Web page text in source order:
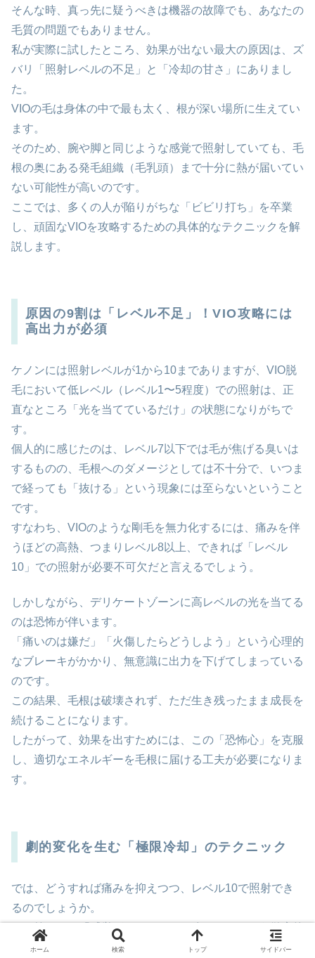
そんな時、真っ先に疑うべきは機器の故障でも、あなたの
毛質の問題でもありません。
私が実際に試したところ、効果が出ない最大の原因は、ズ
バリ「照射レベルの不足」と「冷却の甘さ」にありまし
た。
VIOの毛は身体の中で最も太く、根が深い場所に生えてい
ます。
そのため、腕や脚と同じような感覚で照射していても、毛
根の奥にある発毛組織（毛乳頭）まで十分に熱が届いてい
ない可能性が高いのです。
ここでは、多くの人が陥りがちな「ビビリ打ち」を卒業
し、頑固なVIOを攻略するための具体的なテクニックを解
説します。
原因の9割は「レベル不足」！VIO攻略には
高出力が必須
ケノンには照射レベルが1から10までありますが、VIO脱
毛において低レベル（レベル1〜5程度）での照射は、正
直なところ「光を当てているだけ」の状態になりがちで
す。
個人的に感じたのは、レベル7以下では毛が焦げる臭いは
するものの、毛根へのダメージとしては不十分で、いつま
で経っても「抜ける」という現象には至らないということ
です。
すなわち、VIOのような剛毛を無力化するには、痛みを伴
うほどの高熱、つまりレベル8以上、できれば「レベル
10」での照射が必要不可欠だと言えるでしょう。
しかしながら、デリケートゾーンに高レベルの光を当てる
のは恐怖が伴います。
「痛いのは嫌だ」「火傷したらどうしよう」という心理的
なブレーキがかかり、無意識に出力を下げてしまっている
のです。
この結果、毛根は破壊されず、ただ生き残ったまま成長を
続けることになります。
したがって、効果を出すためには、この「恐怖心」を克服
し、適切なエネルギーを毛根に届ける工夫が必要になりま
す。
劇的変化を生む「極限冷却」のテクニック
では、どうすれば痛みを抑えつつ、レベル10で照射でき
るのでしょうか。
その答えは、「感覚がなくなるまで冷やす」という徹底的
な冷却にあります。
ホーム 検索 トップ サイドバー